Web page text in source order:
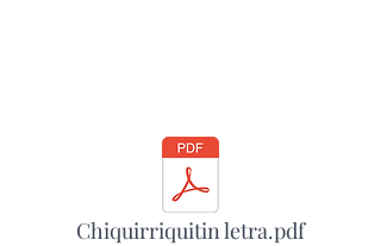
Chiquirriquitin letra.pdf